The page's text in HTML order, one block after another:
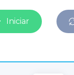
Iniciar